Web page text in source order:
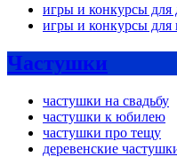
игры и конкурсы для
игры и конкурсы для
Частушки
частушки на свадьбу
частушки к юбилею
частушки про тещу
деревенские